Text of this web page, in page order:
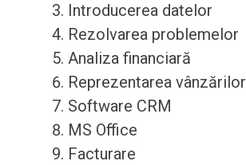
Introducerea datelor
Rezolvarea problemelor
Analiza financiară
Reprezentarea vânzărilor
Software CRM
MS Office
Facturare